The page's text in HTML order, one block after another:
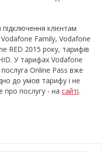
клієнтам
Family, Vodafone
RED 2015 року, тарифів
У тарифах Vodafone
Online Pass вже
до умов тарифу і не
про послугу - на сайті.